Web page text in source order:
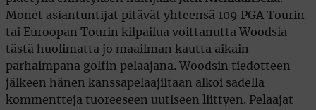
Monet asiantuntijat pitävät yhteensä 109 PGA Tourin
tai Euroopan Tourin kilpailua voittanutta Woodsia
tästä huolimatta jo maailman kautta aikain
parhaimpana golfin pelaajana. Woodsin tiedotteen
jälkeen hänen kanssapelaajiltaan alkoi sadella
kommentteja tuoreeseen uutiseen liittyen. Pelaajat